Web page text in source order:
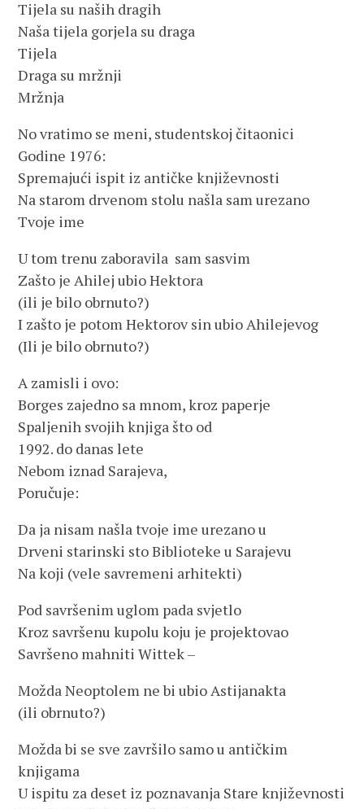
Tijela su naših dragih
Naša tijela gorjela su draga
Tijela
Draga su mržnji
Mržnja
No vratimo se meni, studentskoj čitaonici
Godine 1976:
Spremajući ispit iz antičke književnosti
Na starom drvenom stolu našla sam urezano
Tvoje ime
U tom trenu zaboravila sam sasvim
Zašto je Ahilej ubio Hektora
(ili je bilo obrnuto?)
I zašto je potom Hektorov sin ubio Ahilejevog
(Ili je bilo obrnuto?)
A zamisli i ovo:
Borges zajedno sa mnom, kroz paperje
Spaljenih svojih knjiga što od
1992. do danas lete
Nebom iznad Sarajeva,
Poručuje:
Da ja nisam našla tvoje ime urezano u
Drveni starinski sto Biblioteke u Sarajevu
Na koji (vele savremeni arhitekti)
Pod savršenim uglom pada svjetlo
Kroz savršenu kupolu koju je projektovao
Savršeno mahniti Wittek –
Možda Neoptolem ne bi ubio Astijanakta
(ili obrnuto?)
Možda bi se sve završilo samo u antičkim
knjigama
U ispitu za deset iz poznavanja Stare književnosti